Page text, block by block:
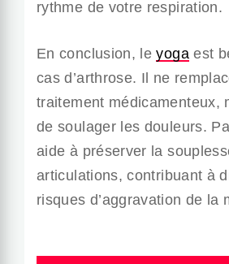
rythme de votre respiration.
En conclusion, leyogaest
cas d’arthrose. Il ne
traitement médicamenteux,
de soulager les douleurs.
aide à préserver la
articulations, contribuant à
risques d’aggravation de la